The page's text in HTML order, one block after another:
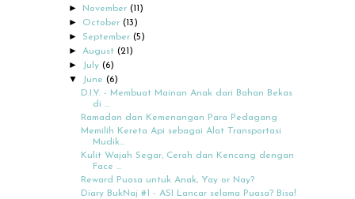
► November(11)
► October(13)
► September(5)
► August(21)
► July(6)
▼ June(6)
D.I.Y. - Membuat Mainan Anak dari Bahan Bekas
di ...
Ramadan dan Kemenangan Para Pedagang
Memilih Kereta Api sebagai Alat Transportasi
Mudik...
Kulit Wajah Segar, Cerah dan Kencang dengan
Face ...
Reward Puasa untuk Anak, Yay or Nay?
Diary BukNaj #1 - ASI Lancar selama Puasa? Bisa!